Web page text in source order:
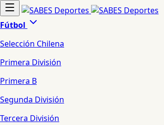
Fútbol
Selección Chilena
Primera División
Primera B
Segunda División
Tercera División